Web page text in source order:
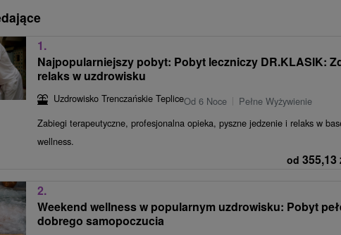
1.
Najpopularniejszy pobyt: Pobyt leczniczy DR.KLASIK:
relaks w uzdrowisku
Uzdrowisko Trenczańskie TepliceOd 6 Noce
Pełne Wyżywienie
Zabiegi terapeutyczne, profesjonalna opieka, pyszne jedzenie i relaks w
wellness.
od 355,13
2.
Weekend wellness w popularnym uzdrowisku: Pobyt
dobrego samopoczucia